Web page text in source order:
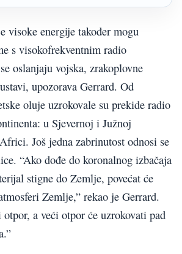
visoke energije također mogu
s visokofrekventnim radio
oslanjaju vojska, zrakoplovne
upozorava Gerrard. Od
oluje uzrokovale su prekide radio
u Sjevernoj i Južnoj
Još jedna zabrinutost odnosi se
“Ako dođe do koronalnog izbačaja
stigne do Zemlje, povećat će
Zemlje,” rekao je Gerrard.
a veći otpor će uzrokovati pad